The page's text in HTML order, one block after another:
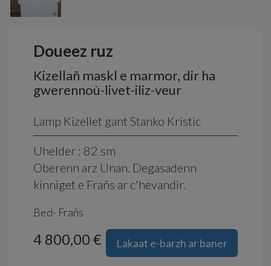
Doueez ruz
Kizellañ maskl e marmor, dir ha
gwerennoù-livet-iliz-veur
Lamp Kizellet gant Stanko Kristic
Uhelder : 82 sm
Oberenn arz Unan. Degasadenn
kinniget e Frañs ar c'hevandir.
Bed- Frañs
Lakaat e-barzh ar baner
4 800,00 €